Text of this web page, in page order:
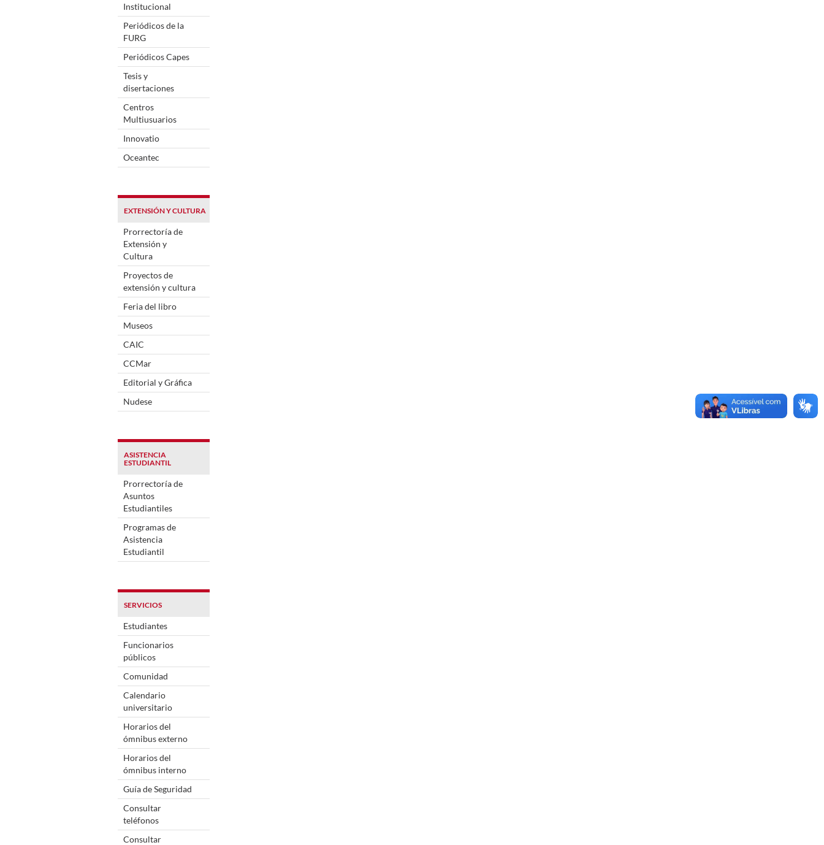
Institucional
Periódicos de la
FURG
Periódicos Capes
Tesis y
disertaciones
Centros
Multiusuarios
Innovatio
Oceantec
EXTENSIÓN Y CULTURA
Prorrectoría de
Extensión y
Cultura
Proyectos de
extensión y cultura
Feria del libro
Museos
CAIC
CCMar
Editorial y Gráfica
Nudese
ASISTENCIA
ESTUDIANTIL
Prorrectoría de
Asuntos
Estudiantiles
Programas de
Asistencia
Estudiantil
SERVICIOS
Estudiantes
Funcionarios
públicos
Comunidad
Calendario
universitario
Horarios del
ómnibus externo
Horarios del
ómnibus interno
Guía de Seguridad
Consultar
teléfonos
Consultar